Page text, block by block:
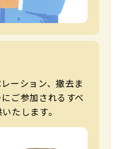
ーション、撤去ま
ご参加されるすべ
たします。